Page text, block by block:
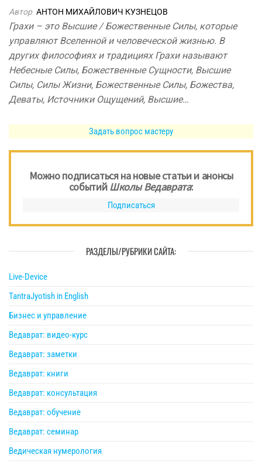
Автор АНТОН МИХАЙЛОВИЧ КУЗНЕЦОВ
Грахи – это Высшие / Божественные Силы, которые
управляют Вселенной и человеческой жизнью. В
других философиях и традициях Грахи называют
Небесные Силы, Божественные Сущности, Высшие
Силы, Силы Жизни, Божественные Силы, Божества,
Деваты, Источники Ощущений, Высшие…
Задать вопрос мастеру
Можно подписаться на новые статьи и анонсы
событий Школы Ведаврата:
Подписаться
РАЗДЕЛЫ/РУБРИКИ САЙТА:
Live-Device
TantraJyotish in English
Бизнес и управление
Ведаврат: видео-курс
Ведаврат: заметки
Ведаврат: книги
Ведаврат: консультация
Ведаврат: обучение
Ведаврат: семинар
Ведическая нумерология